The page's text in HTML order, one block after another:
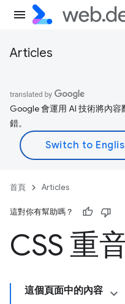
Articles
Google 會運用 AI 技術將內
錯。
首頁 Articles
這對你有幫助嗎？
CSS 重
這個頁面中的內容